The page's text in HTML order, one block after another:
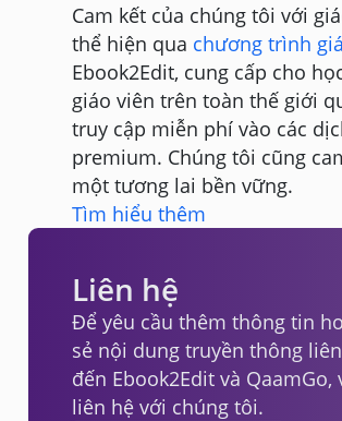
Cam kết của chúng tôi với
thể hiện qua chương trình
Ebook2Edit, cung cấp cho
giáo viên trên toàn thế giới
truy cập miễn phí vào các
premium. Chúng tôi cũng
một tương lai bền vững.
Tìm hiểu thêm
Liên hệ
Để yêu cầu thêm thông tin
sẻ nội dung truyền thông
đến Ebook2Edit và QaamGo,
liên hệ với chúng tôi.